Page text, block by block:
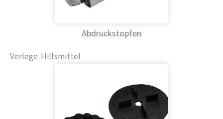
Abdrückstopfen
Verlege-Hilfsmittel